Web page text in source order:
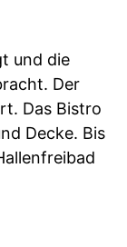
und die
Der
Das Bistro
Decke. Bis